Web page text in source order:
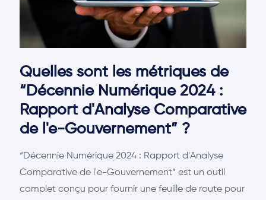
Quelles sont les métriques de
“Décennie Numérique 2024 :
Rapport d'Analyse Comparative
de l'e-Gouvernement” ?
“Décennie Numérique 2024 : Rapport d'Analyse
Comparative de l'e-Gouvernement” est un outil
complet conçu pour fournir une feuille de route pour